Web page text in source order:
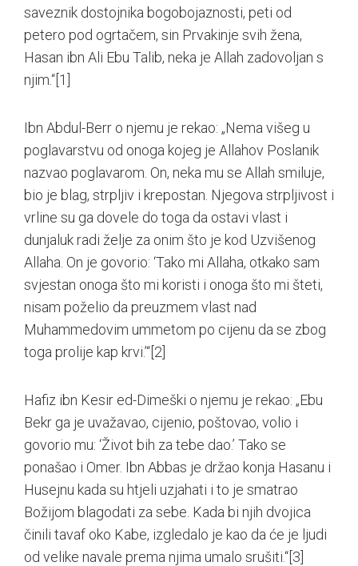
saveznik dostojnika bogobojaznosti, peti od
petero pod ogrtačem, sin Prvakinje svih žena,
Hasan ibn Ali Ebu Talib, neka je Allah zadovoljan s
njim.“ [1]
Ibn Abdul-Berr o njemu je rekao: „Nema višeg u
poglavarstvu od onoga kojeg je Allahov Poslanik
nazvao poglavarom. On, neka mu se Allah smiluje,
bio je blag, strpljiv i krepostan. Njegova strpljivost i
vrline su ga dovele do toga da ostavi vlast i
dunjaluk radi želje za onim što je kod Uzvišenog
Allaha. On je govorio: ‘Tako mi Allaha, otkako sam
svjestan onoga što mi koristi i onoga što mi šteti,
nisam poželio da preuzmem vlast nad
Muhammedovim ummetom po cijenu da se zbog
toga prolije kap krvi.’“ [2]
Hafiz ibn Kesir ed-Dimeški o njemu je rekao: „Ebu
Bekr ga je uvažavao, cijenio, poštovao, volio i
govorio mu: ‘Život bih za tebe dao.’ Tako se
ponašao i Omer. Ibn Abbas je držao konja Hasanu i
Husejnu kada su htjeli uzjahati i to je smatrao
Božijom blagodati za sebe. Kada bi njih dvojica
činili tavaf oko Kabe, izgledalo je kao da će je ljudi
od velike navale prema njima umalo srušiti.“ [3]